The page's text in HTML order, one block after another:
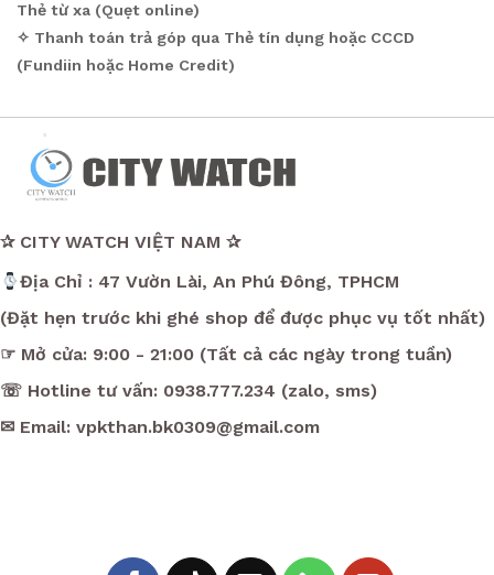
Thẻ từ xa (Quẹt online)
✧ Thanh toán trả góp qua Thẻ tín dụng hoặc CCCD
(Fundiin hoặc Home Credit)
✰ CITY WATCH VIỆT NAM ✰
Địa Chỉ : 47 Vườn Lài, An Phú Đông, TPHCM
(Đặt hẹn trước khi ghé shop để được phục vụ tốt nhất)
☞ Mở cửa: 9:00 - 21:00 (Tất cả các ngày trong tuần)
☏ Hotline tư vấn: 0938.777.234 (zalo, sms)
✉ Email: vpkthan.bk0309@gmail.com